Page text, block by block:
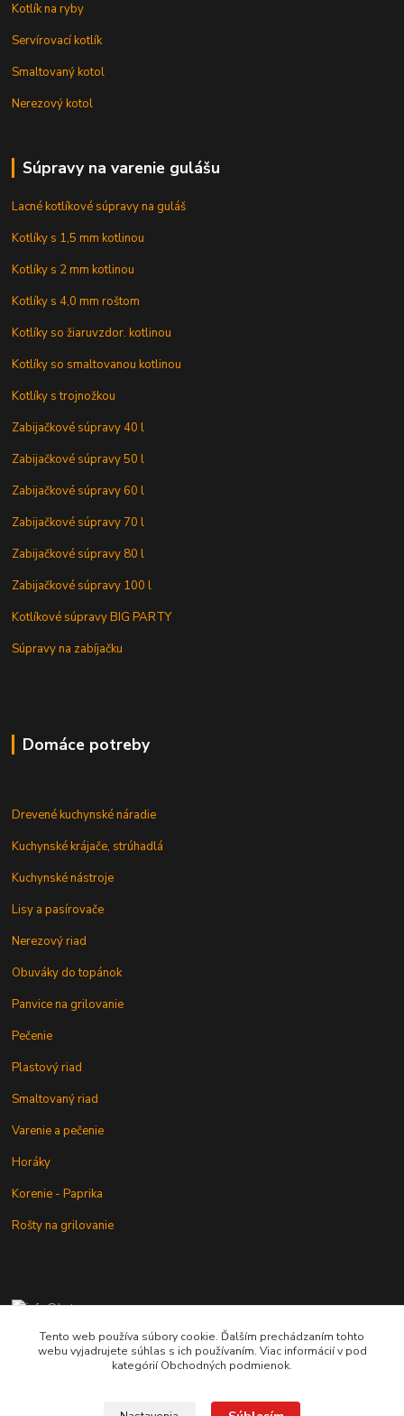
Kotlík na ryby
Servírovací kotlík
Smaltovaný kotol
Nerezový kotol
Súpravy na varenie gulášu
Lacné kotlíkové súpravy na guláš
Kotlíky s 1,5 mm kotlinou
Kotlíky s 2 mm kotlinou
Kotlíky s 4,0 mm roštom
Kotlíky so žiaruvzdor. kotlinou
Kotlíky so smaltovanou kotlinou
Kotlíky s trojnožkou
Zabijačkové súpravy 40 l
Zabijačkové súpravy 50 l
Zabijačkové súpravy 60 l
Zabijačkové súpravy 70 l
Zabijačkové súpravy 80 l
Zabijačkové súpravy 100 l
Kotlíkové súpravy BIG PARTY
Súpravy na zabíjačku
Domáce potreby
Drevené kuchynské náradie
Kuchynské krájače, strúhadlá
Kuchynské nástroje
Lisy a pasírovače
Nerezový riad
Obuváky do topánok
Panvice na grilovanie
Pečenie
Plastový riad
Smaltovaný riad
Varenie a pečenie
Horáky
Korenie - Paprika
Rošty na grilovanie
+421 902 212 007
od 8:00 - do 16:00 hod
Tento web používa súbory cookie. Ďalším prechádzaním tohto
webu vyjadrujete súhlas s ich používaním. Viac informácií v pod
kategórií Obchodných podmienok.